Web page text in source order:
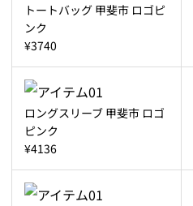
トートバッグ 甲斐市 ロゴピ
ンク
¥3740
ロングスリーブ 甲斐市 ロゴ
ピンク
¥4136